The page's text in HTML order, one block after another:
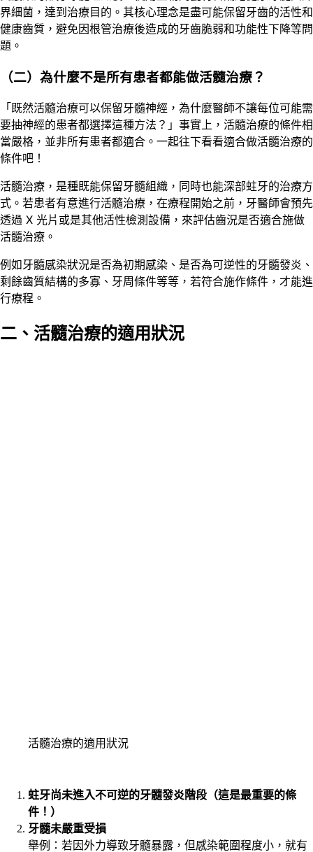
界細菌，達到治療目的。其核心理念是盡可能保留牙齒的活性和
健康齒質，避免因根管治療後造成的牙齒脆弱和功能性下降等問
題。
（二）為什麼不是所有患者都能做活髓治療？
「既然活髓治療可以保留牙髓神經，為什麼醫師不讓每位可能需
要抽神經的患者都選擇這種方法？」事實上，活髓治療的條件相
當嚴格，並非所有患者都適合。一起往下看看適合做活髓治療的
條件吧！
活髓治療，是種既能保留牙髓組織，同時也能深部蛀牙的治療方
式。若患者有意進行活髓治療，在療程開始之前，牙醫師會預先
透過 X 光片或是其他活性檢測設備，來評估齒況是否適合施做
活髓治療。
例如牙髓感染狀況是否為初期感染、是否為可逆性的牙髓發炎、
剩餘齒質結構的多寡、牙周條件等等，若符合施作條件，才能進
行療程。
二、活髓治療的適用狀況
活髓治療的適用狀況
蛀牙尚未進入不可逆的牙髓發炎階段（這是最重要的條
件！）
牙髓未嚴重受損
舉例：若因外力導致牙髓暴露，但感染範圍程度小，就有